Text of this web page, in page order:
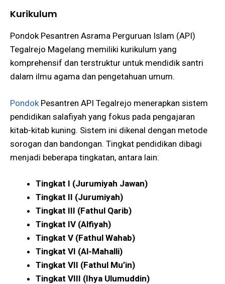
Kurikulum
Pondok Pesantren Asrama Perguruan Islam (API)
Tegalrejo Magelang memiliki kurikulum yang
komprehensif dan terstruktur untuk mendidik santri
dalam ilmu agama dan pengetahuan umum.
Pondok Pesantren API Tegalrejo menerapkan sistem
pendidikan salafiyah yang fokus pada pengajaran
kitab-kitab kuning. Sistem ini dikenal dengan metode
sorogan dan bandongan. Tingkat pendidikan dibagi
menjadi beberapa tingkatan, antara lain:
Tingkat I (Jurumiyah Jawan)
Tingkat II (Jurumiyah)
Tingkat III (Fathul Qarib)
Tingkat IV (Alfiyah)
Tingkat V (Fathul Wahab)
Tingkat VI (Al-Mahalli)
Tingkat VII (Fathul Mu’in)
Tingkat VIII (Ihya Ulumuddin)